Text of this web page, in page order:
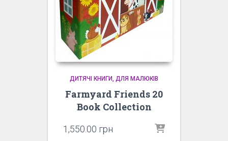
ДИТЯЧІ КНИГИ ДЛЯ МАЛЮКІВ
Farmyard Friends 20
Book Collection
1,550.00 грн